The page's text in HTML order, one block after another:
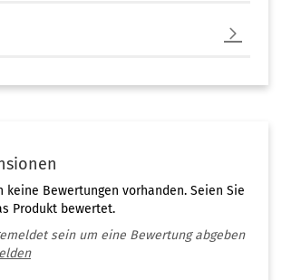
keine Bewertungen vorhanden. Seien Sie
Produkt bewertet.
sein um eine Bewertung abgeben